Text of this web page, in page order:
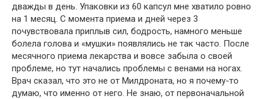
дважды в день. Упаковки из 60 капсул мне хватило ровно
на 1 месяц. С момента приема и дней через 3
почувствовала приплыв сил, бодрость, намного меньше
болела голова и «мушки» появлялись не так часто. После
месячного приема лекарства и вовсе забыла о своей
проблеме, но тут начались проблемы с венами на ногах.
Врач сказал, что это не от Милдроната, но я почему-то
думаю, что именно от него. Не знаю, от первоначальной